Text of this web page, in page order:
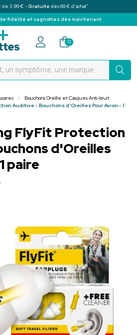
de 3,99 € -Gratuite dès 69 € d’achat*
fidélité et cagnottez dès maintenant
Pharmacie des Rochettes Votre
0
Bouchons Oreille et Casques Anti-bruit
Auditive - Bouchons d'Oreilles Pour Avion - 1
FlyFit Protection
d'Oreilles
paire